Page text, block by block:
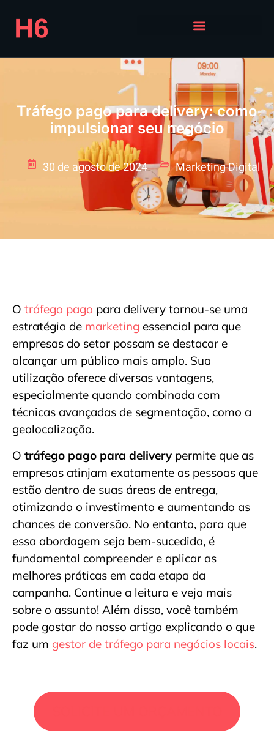
Tráfego pago para delivery: como
impulsionar seu negócio
30 de agosto de 2024 Marketing Digital
O tráfego pago para delivery tornou-se uma
estratégia de marketing essencial para que
empresas do setor possam se destacar e
alcançar um público mais amplo. Sua
utilização oferece diversas vantagens,
especialmente quando combinada com
técnicas avançadas de segmentação, como a
geolocalização.
O tráfego pago para deliverypermite que as
empresas atinjam exatamente as pessoas que
estão dentro de suas áreas de entrega,
otimizando o investimento e aumentando as
chances de conversão. No entanto, para que
essa abordagem seja bem-sucedida, é
fundamental compreender e aplicar as
melhores práticas em cada etapa da
campanha. Continue a leitura e veja mais
sobre o assunto! Além disso, você também
pode gostar do nosso artigo explicando o que
faz um gestor de tráfego para negócios locais.